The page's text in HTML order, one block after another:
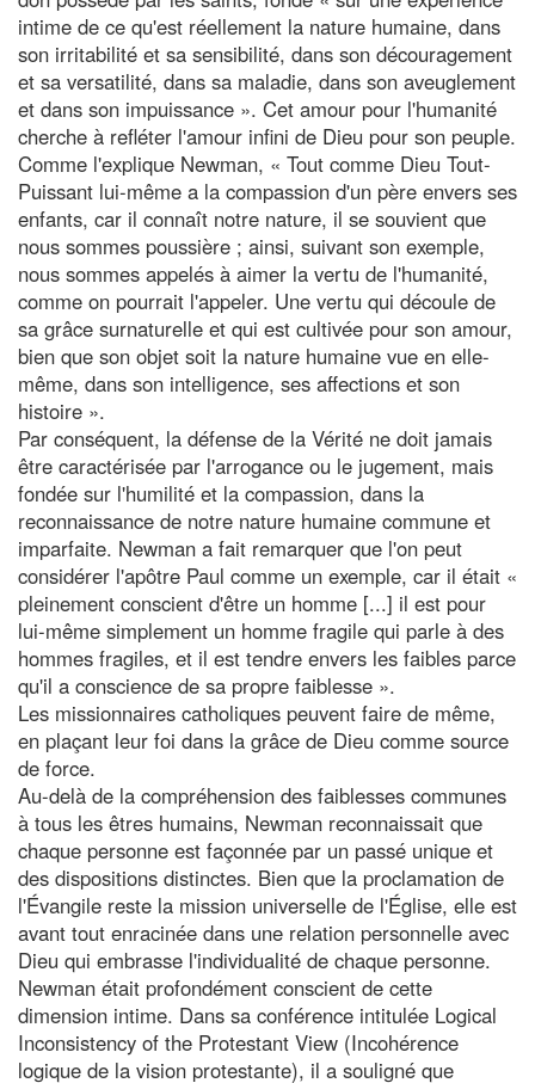
intime de ce qu'est réellement la nature humaine, dans
son irritabilité et sa sensibilité, dans son découragement
et sa versatilité, dans sa maladie, dans son aveuglement
et dans son impuissance ». Cet amour pour l'humanité
cherche à refléter l'amour infini de Dieu pour son peuple.
Comme l'explique Newman, « Tout comme Dieu Tout-
Puissant lui-même a la compassion d'un père envers ses
enfants, car il connaît notre nature, il se souvient que
nous sommes poussière ; ainsi, suivant son exemple,
nous sommes appelés à aimer la vertu de l'humanité,
comme on pourrait l'appeler. Une vertu qui découle de
sa grâce surnaturelle et qui est cultivée pour son amour,
bien que son objet soit la nature humaine vue en elle-
même, dans son intelligence, ses affections et son
histoire ».
Par conséquent, la défense de la Vérité ne doit jamais
être caractérisée par l'arrogance ou le jugement, mais
fondée sur l'humilité et la compassion, dans la
reconnaissance de notre nature humaine commune et
imparfaite. Newman a fait remarquer que l'on peut
considérer l'apôtre Paul comme un exemple, car il était «
pleinement conscient d'être un homme [...] il est pour
lui-même simplement un homme fragile qui parle à des
hommes fragiles, et il est tendre envers les faibles parce
qu'il a conscience de sa propre faiblesse ».
Les missionnaires catholiques peuvent faire de même,
en plaçant leur foi dans la grâce de Dieu comme source
de force.
Au-delà de la compréhension des faiblesses communes
à tous les êtres humains, Newman reconnaissait que
chaque personne est façonnée par un passé unique et
des dispositions distinctes. Bien que la proclamation de
l'Évangile reste la mission universelle de l'Église, elle est
avant tout enracinée dans une relation personnelle avec
Dieu qui embrasse l'individualité de chaque personne.
Newman était profondément conscient de cette
dimension intime. Dans sa conférence intitulée Logical
Inconsistency of the Protestant View (Incohérence
logique de la vision protestante), il a souligné que